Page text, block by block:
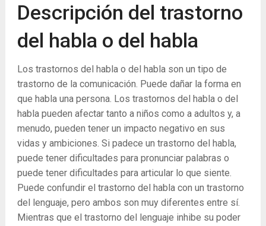
Descripción del trastorno
del habla o del habla
Los trastornos del habla o del habla son un tipo de
trastorno de la comunicación. Puede dañar la forma en
que habla una persona. Los trastornos del habla o del
habla pueden afectar tanto a niños como a adultos y, a
menudo, pueden tener un impacto negativo en sus
vidas y ambiciones. Si padece un trastorno del habla,
puede tener dificultades para pronunciar palabras o
puede tener dificultades para articular lo que siente.
Puede confundir el trastorno del habla con un trastorno
del lenguaje, pero ambos son muy diferentes entre sí.
Mientras que el trastorno del lenguaje inhibe su poder